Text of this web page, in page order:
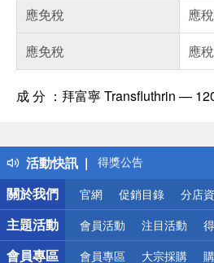
應免稅
應稅
應免稅
應稅
成 分 ：拜富寧 Transfluthrin —
活動快訊
得獎公告
熱門話題
銀行優惠
偏遠地區配送
詐騙網頁！請小心！
關於我們
官網 促銷目錄 分店
主題活動 會員活動 注目活動
會員專區 會員專區 大宗採購